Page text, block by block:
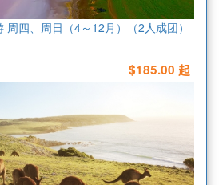
四、周日（4～12月）（2人成团）
$185.00 起